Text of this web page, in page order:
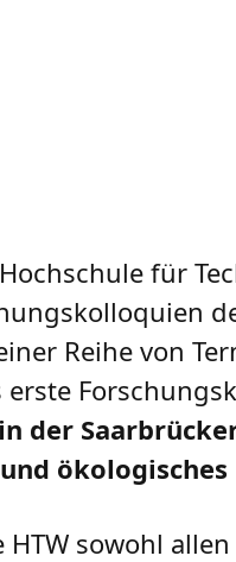
für
Reihe von
der
ökologisches
sowohl